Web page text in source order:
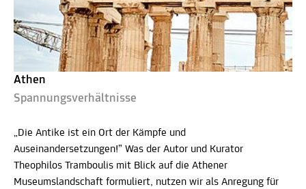
Athen
Spannungsverhältnisse
„Die Antike ist ein Ort der Kämpfe und
Auseinandersetzungen!” Was der Autor und Kurator
Theophilos Tramboulis mit Blick auf die Athener
Museumslandschaft formuliert, nutzen wir als Anregung für